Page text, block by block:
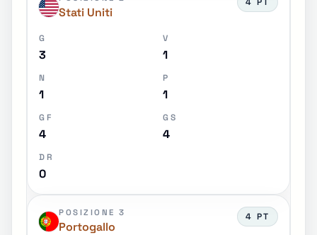
Stati Uniti
G
3
V
1
N
1
P
1
GF
4
GS
4
DR
0
POSIZIONE 3
Portogallo
4 PT